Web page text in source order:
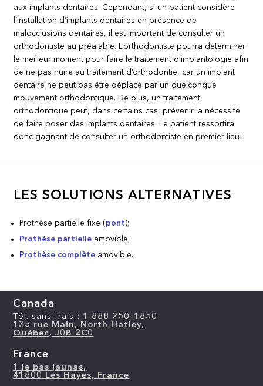
aux implants dentaires. Cependant, si un patient considère
l’installation d’implants dentaires en présence de
malocclusions dentaires, il est important de consulter un
orthodontiste au préalable. L’orthodontiste pourra déterminer
le meilleur moment pour faire le traitement d’implantologie afin
de ne pas nuire au traitement d’orthodontie, car un implant
dentaire ne peut pas être déplacé par un quelconque
mouvement orthodontique. De plus, un traitement
orthodontique peut, dans certains cas, prévenir la nécessité
de faire poser des implants dentaires. Le patient ressortira
donc gagnant de consulter un orthodontiste en premier lieu!
LES SOLUTIONS ALTERNATIVES
Prothèse partielle fixe (pont);
Prothèse partielle amovible;
Prothèse complète amovible.
Canada
Tél. sans frais : 1 888 250-1850
135 rue Main, North Hatley,
Québec, J0B 2C0
France
1 le bas jaunas,
41800 Les Hayes, France